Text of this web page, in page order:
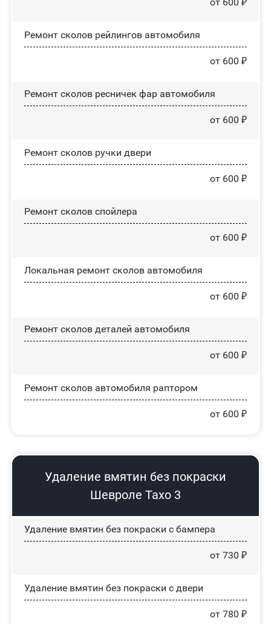
Ремонт сколов рейлингов автомобиля
от 600 ₽
Ремонт сколов ресничек фар автомобиля
от 600 ₽
Ремонт сколов ручки двери
от 600 ₽
Ремонт сколов спойлера
от 600 ₽
Локальная ремонт сколов автомобиля
от 600 ₽
Ремонт сколов деталей автомобиля
от 600 ₽
Ремонт сколов автомобиля раптором
от 600 ₽
Удаление вмятин без покраски
Шевроле Тахо 3
Удаление вмятин без покраски с бампера
от 730 ₽
Удаление вмятин без покраски с двери
от 780 ₽